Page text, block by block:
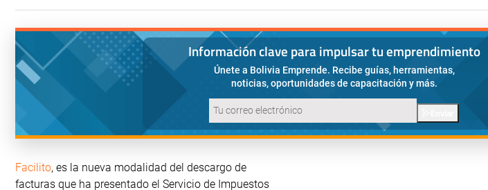
Información clave para impulsar tu emprendimiento
Únete a Bolivia Emprende. Recibe guías, herramientas,
noticias, oportunidades de capacitación y más.
Facilito, es la nueva modalidad del descargo de
facturas que ha presentado el Servicio de Impuestos